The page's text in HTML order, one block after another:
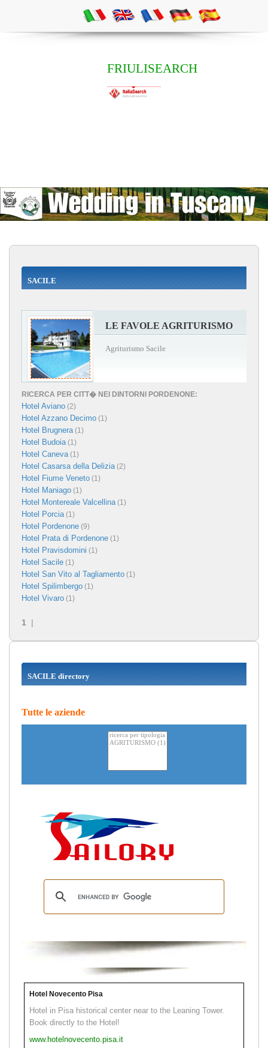
FRIULISEARCH
SACILE
LE FAVOLE AGRITURISMO
Agriturismo Sacile
RICERCA PER CITT� NEI DINTORNI PORDENONE:
Hotel Aviano (2)
Hotel Azzano Decimo (1)
Hotel Brugnera(1)
Hotel Budoia(1)
Hotel Caneva(1)
Hotel Casarsa della Delizia(2)
Hotel Fiume Veneto (1)
Hotel Maniago (1)
Hotel Montereale Valcellina(1)
Hotel Porcia(1)
Hotel Pordenone (9)
Hotel Prata di Pordenone (1)
Hotel Pravisdomini (1)
Hotel Sacile (1)
Hotel San Vito al Tagliamento (1)
Hotel Spilimbergo (1)
Hotel Vivaro (1)
1 |
SACILE directory
Tutte le aziende
Hotel Novecento Pisa
Hotel in Pisa historical center near to the Leaning Tower.
Book directly to the Hotel!
www.hotelnovecento.pisa.it